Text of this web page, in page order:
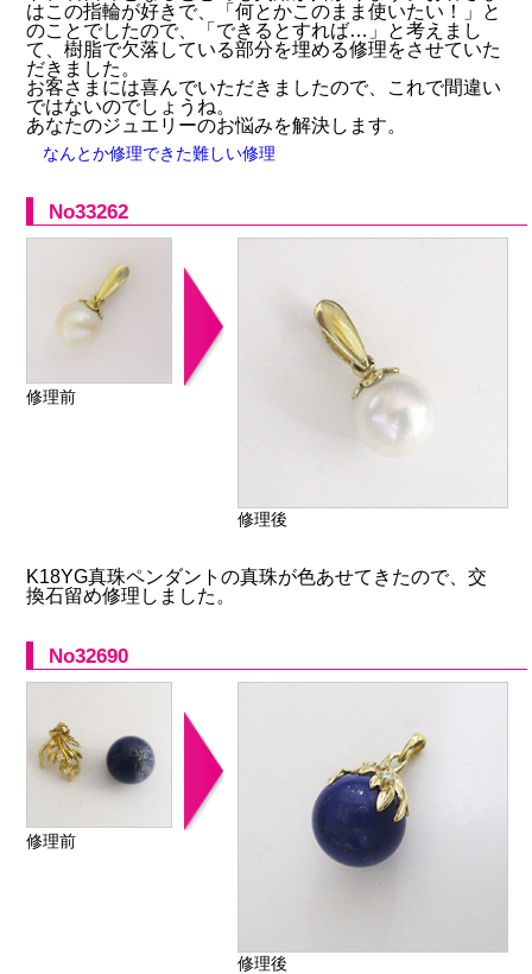
はこの指輪が好きで、「何とかこのまま使いたい！」と
のことでしたので、「できるとすれば…」と考えまし
て、樹脂で欠落している部分を埋める修理をさせていた
だきました。
お客さまには喜んでいただきましたので、これで間違い
ではないのでしょうね。
あなたのジュエリーのお悩みを解決します。
なんとか修理できた難しい修理
No33262
修理前
修理後
K18YG真珠ペンダントの真珠が色あせてきたので、交
換石留め修理しました。
No32690
修理前
修理後